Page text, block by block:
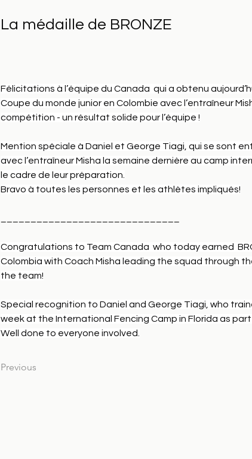
La médaille de BRONZE
Félicitations à l’équipe du Canada  qui a obtenu
Coupe du monde junior en Colombie avec l’entraîneur
compétition - un résultat solide pour l’équipe !
Mention spéciale à Daniel et George Tiagi, qui se sont
avec l’entraîneur Misha la semaine dernière au camp
le cadre de leur préparation.
Bravo à toutes les personnes et les athlètes impliqués!
Congratulations to Team Canada  who today earned
Colombia with Coach Misha leading the squad through
the team!
Special recognition to Daniel and George Tiagi, who
week at the International Fencing Camp in Florida as
Well done to everyone involved.
Previous